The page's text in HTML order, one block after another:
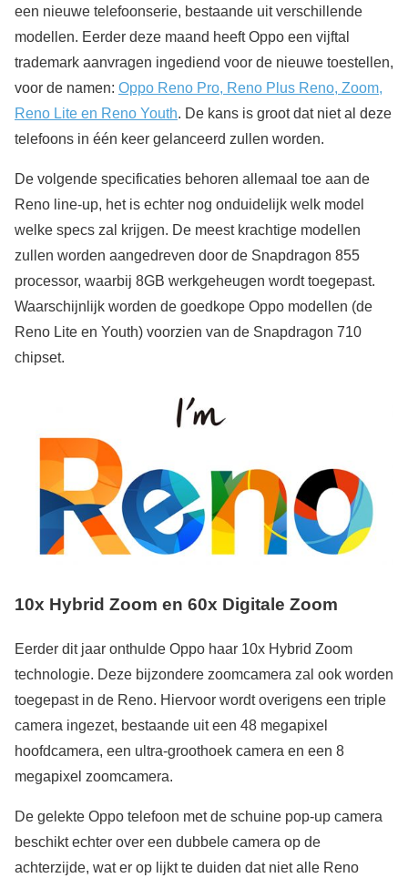
een nieuwe telefoonserie, bestaande uit verschillende
modellen. Eerder deze maand heeft Oppo een vijftal
trademark aanvragen ingediend voor de nieuwe toestellen,
voor de namen: Oppo Reno Pro, Reno Plus Reno, Zoom,
Reno Lite en Reno Youth. De kans is groot dat niet al deze
telefoons in één keer gelanceerd zullen worden.
De volgende specificaties behoren allemaal toe aan de
Reno line-up, het is echter nog onduidelijk welk model
welke specs zal krijgen. De meest krachtige modellen
zullen worden aangedreven door de Snapdragon 855
processor, waarbij 8GB werkgeheugen wordt toegepast.
Waarschijnlijk worden de goedkope Oppo modellen (de
Reno Lite en Youth) voorzien van de Snapdragon 710
chipset.
10x Hybrid Zoom en 60x Digitale Zoom
Eerder dit jaar onthulde Oppo haar 10x Hybrid Zoom
technologie. Deze bijzondere zoomcamera zal ook worden
toegepast in de Reno. Hiervoor wordt overigens een triple
camera ingezet, bestaande uit een 48 megapixel
hoofdcamera, een ultra-groothoek camera en een 8
megapixel zoomcamera.
De gelekte Oppo telefoon met de schuine pop-up camera
beschikt echter over een dubbele camera op de
achterzijde, wat er op lijkt te duiden dat niet alle Reno